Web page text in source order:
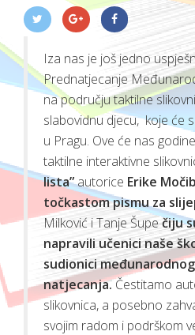
Iza nas je još jedno
Prednatjecanje
na području taktilne
slabovidnu djecu, koje će
u Pragu. Ove će nas
taktilne interaktivne
lista”autorice Erike
točkastom pismu za
Milković i Tanje Šupečiju
napravili učenici naše
sudionici međunarodnog
natjecanja.Čestitamo
slikovnica, a posebno
svojim radom i podrškom